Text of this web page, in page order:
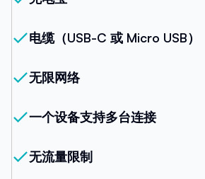
电缆（USB-C 或 Micro USB）
无限网络
一个设备支持多台连接
无流量限制